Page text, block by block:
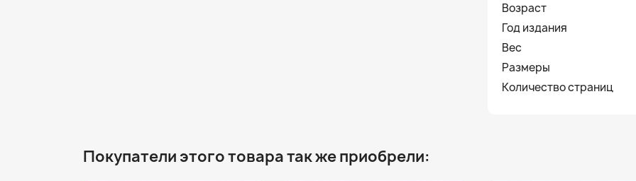
Возраст
Год издания
Вес
Размеры
Количество страниц
Покупатели этого товара так же приобрели: